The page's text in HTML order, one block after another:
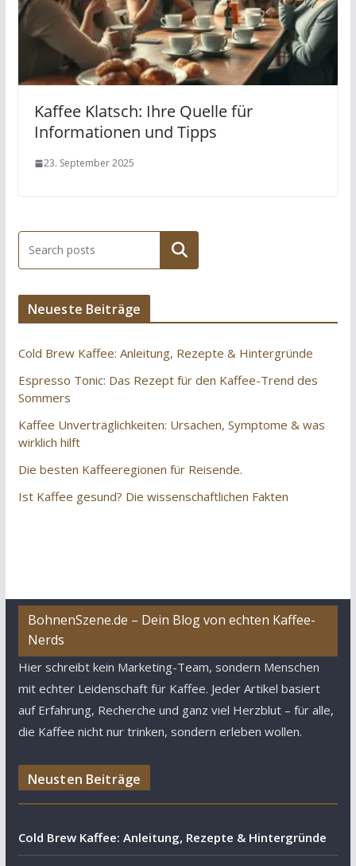
Kaffee Klatsch: Ihre Quelle für
Informationen und Tipps
23. September 2025
Suchen
Neueste Beiträge
Cold Brew Kaffee: Anleitung, Rezepte & Hintergründe
Espresso Tonic: Das Rezept für den Kaffee-Trend des
Sommers
Kaffee Unverträglichkeiten: Ursachen, Symptome & was
wirklich hilft
Die besten Kaffeeregionen für Reisende.
Ist Kaffee gesund? Die wissenschaftlichen Fakten
BohnenSzene.de – Dein Blog von echten Kaffee-
Nerds
Hier schreibt kein Marketing-Team, sondern Menschen
mit echter Leidenschaft für Kaffee. Jeder Artikel basiert
auf Erfahrung, Recherche und ganz viel Herzblut – für alle,
die Kaffee nicht nur trinken, sondern erleben wollen.
Neusten Beiträge
Cold Brew Kaffee: Anleitung, Rezepte & Hintergründe